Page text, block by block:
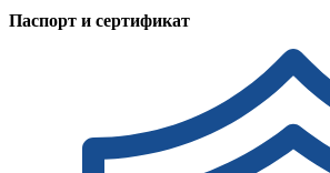
Паспорт и сертификат